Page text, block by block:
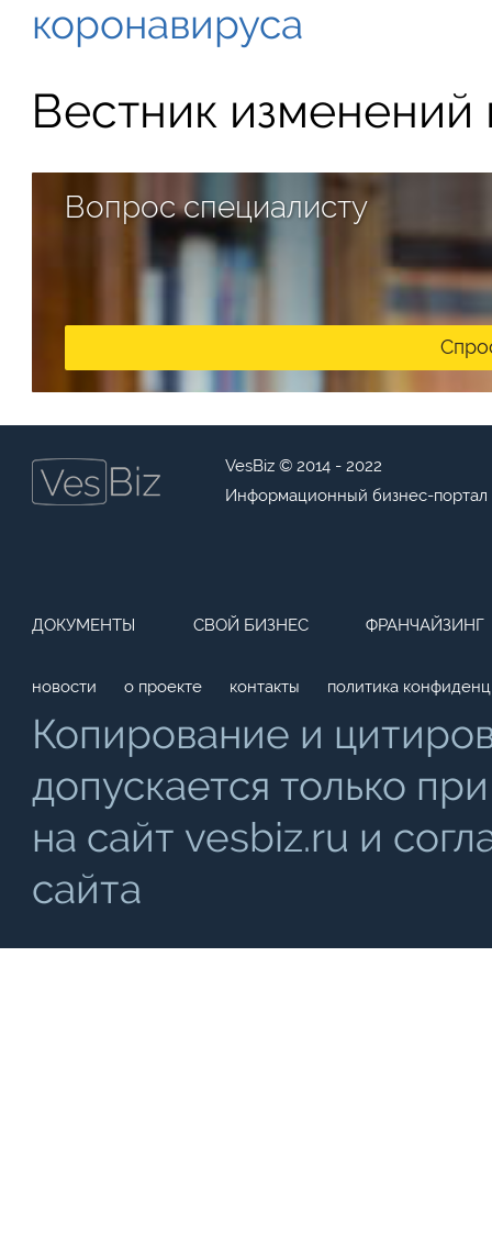
коронавируса
Вестник изменений
Вопрос специалисту
VesBiz © 2014 - 2022
Информационный бизнес-портал
ДОКУМЕНТЫ СВОЙ БИЗНЕС ФРАНЧАЙЗИНГ
новости о проекте контакты политика
Копирование и
допускается только
на сайт vesbiz.ru и
сайта